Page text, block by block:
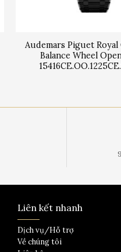
Audemars Piguet Royal
Balance Wheel
Liên kết nhanh
Dịch vụ/Hỗ trợ
Về chúng tôi